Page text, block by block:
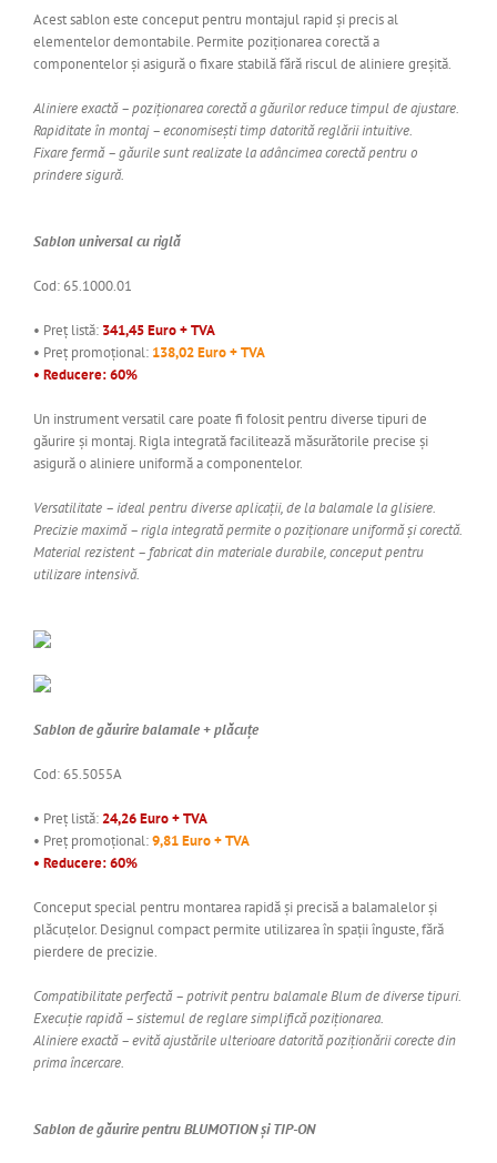
Acest sablon este conceput pentru montajul rapid și precis al
elementelor demontabile. Permite poziționarea corectă a
componentelor și asigură o fixare stabilă fără riscul de aliniere greșită.
Aliniere exactă – poziționarea corectă a găurilor reduce timpul de ajustare.
Rapiditate în montaj – economisești timp datorită reglării intuitive.
Fixare fermă – găurile sunt realizate la adâncimea corectă pentru o
prindere sigură.
Sablon universal cu riglă
Cod: 65.1000.01
• Preț listă: 341,45 Euro + TVA
• Preț promoțional: 138,02 Euro + TVA
• Reducere: 60%
Un instrument versatil care poate fi folosit pentru diverse tipuri de
găurire și montaj. Rigla integrată facilitează măsurătorile precise și
asigură o aliniere uniformă a componentelor.
Versatilitate – ideal pentru diverse aplicații, de la balamale la glisiere.
Precizie maximă – rigla integrată permite o poziționare uniformă și corectă.
Material rezistent – fabricat din materiale durabile, conceput pentru
utilizare intensivă.
Sablon de găurire balamale + plăcuțe
Cod: 65.5055A
• Preț listă:24,26 Euro + TVA
• Preț promoțional:9,81 Euro + TVA
• Reducere: 60%
Conceput special pentru montarea rapidă și precisă a balamalelor și
plăcuțelor. Designul compact permite utilizarea în spații înguste, fără
pierdere de precizie.
Compatibilitate perfectă – potrivit pentru balamale Blum de diverse tipuri.
Execuție rapidă – sistemul de reglare simplifică poziționarea.
Aliniere exactă – evită ajustările ulterioare datorită poziționării corecte din
prima încercare.
Sablon de găurire pentru BLUMOTION și TIP-ON